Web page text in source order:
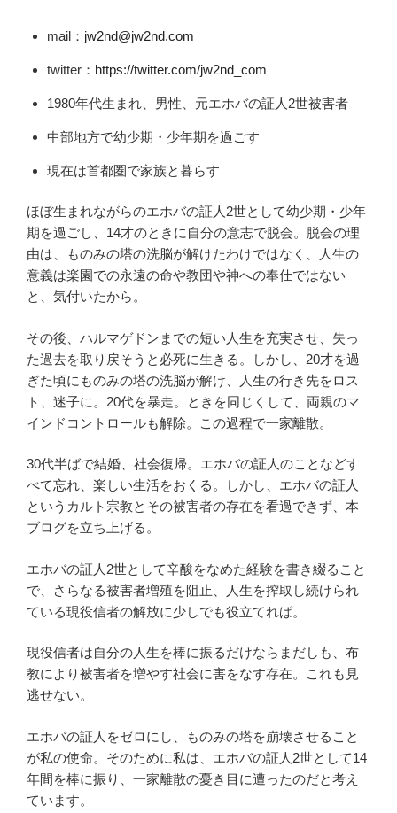
mail： jw2nd@jw2nd.com
twitter： https://twitter.com/jw2nd_com
1980年代生まれ、男性、元エホバの証人2世被害者
中部地方で幼少期・少年期を過ごす
現在は首都圏で家族と暮らす
ほぼ生まれながらのエホバの証人2世として幼少期・少年
期を過ごし、14才のときに自分の意志で脱会。脱会の理
由は、ものみの塔の洗脳が解けたわけではなく、人生の
意義は楽園での永遠の命や教団や神への奉仕ではない
と、気付いたから。
その後、ハルマゲドンまでの短い人生を充実させ、失っ
た過去を取り戻そうと必死に生きる。しかし、20才を過
ぎた頃にものみの塔の洗脳が解け、人生の行き先をロス
ト、迷子に。20代を暴走。ときを同じくして、両親のマ
インドコントロールも解除。この過程で一家離散。
30代半ばで結婚、社会復帰。エホバの証人のことなどす
べて忘れ、楽しい生活をおくる。しかし、エホバの証人
というカルト宗教とその被害者の存在を看過できず、本
ブログを立ち上げる。
エホバの証人2世として辛酸をなめた経験を書き綴ること
で、さらなる被害者増殖を阻止、人生を搾取し続けられ
ている現役信者の解放に少しでも役立てれば。
現役信者は自分の人生を棒に振るだけならまだしも、布
教により被害者を増やす社会に害をなす存在。これも見
逃せない。
エホバの証人をゼロにし、ものみの塔を崩壊させること
が私の使命。そのために私は、エホバの証人2世として14
年間を棒に振り、一家離散の憂き目に遭ったのだと考え
ています。